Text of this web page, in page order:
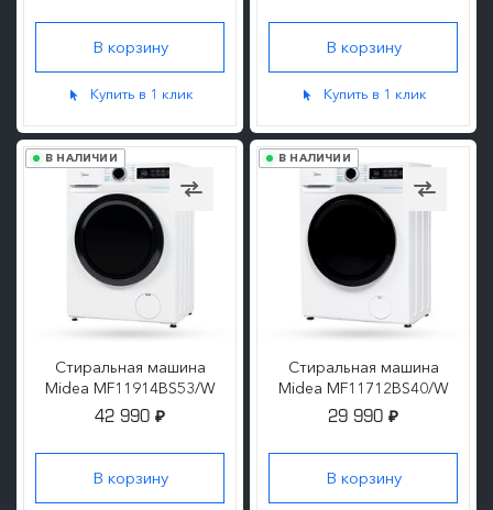
Купить в 1 клик Купить в 1 клик
В НАЛИЧИИ
ПОДРОБНЕЕ
Стиральная машина
Midea MF11914BS53/W
42 990 ₽
В НАЛИЧИИ
ПОДРОБНЕЕ
Стиральная машина
Midea MF11712BS40/W
29 990 ₽